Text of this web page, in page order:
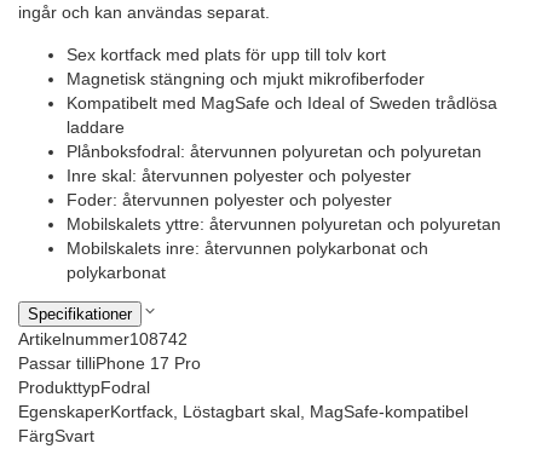
ingår och kan användas separat.
Sex kortfack med plats för upp till tolv kort
Magnetisk stängning och mjukt mikrofiberfoder
Kompatibelt med MagSafe och Ideal of Sweden trådlösa
laddare
Plånboksfodral: återvunnen polyuretan och polyuretan
Inre skal: återvunnen polyester och polyester
Foder: återvunnen polyester och polyester
Mobilskalets yttre: återvunnen polyuretan och polyuretan
Mobilskalets inre: återvunnen polykarbonat och
polykarbonat
Specifikationer
Artikelnummer108742
Passar tilliPhone 17 Pro
ProdukttypFodral
EgenskaperKortfack, Löstagbart skal, MagSafe-kompatibel
FärgSvart